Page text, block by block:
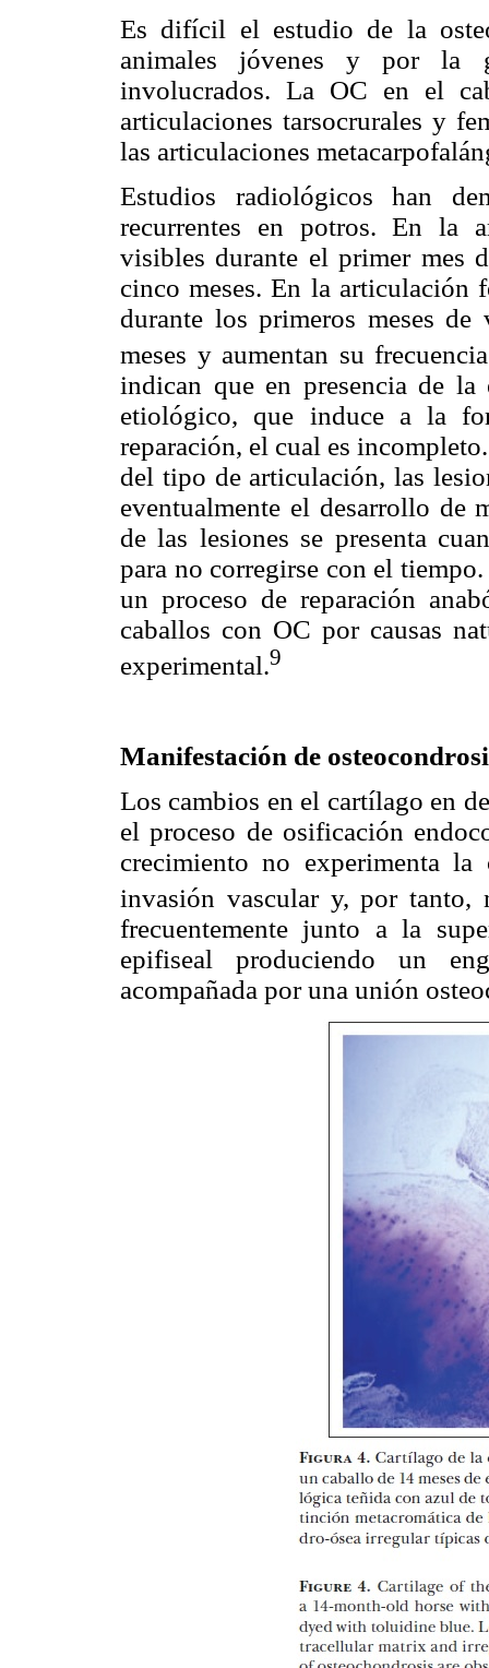
Es difícil el estudio de la
animales jóvenes y por la
involucrados. La OC en el
articulaciones tarsocrurales y
las articulaciones
Estudios radiológicos han
recurrentes en potros. En la
visibles durante el primer mes
cinco meses. En la articulación
durante los primeros meses
meses y aumentan su
indican que en presencia de la
etiológico, que induce a la
reparación, el cual es
del tipo de articulación, las
eventualmente el desarrollo de
de las lesiones se presenta
para no corregirse con el
un proceso de reparación
caballos con OC por causas
experimental.9
Manifestación de
Los cambios en el cartílago en
el proceso de osificación
crecimiento no experimenta
invasión vascular y, por tanto,
frecuentemente junto a la
epifiseal produciendo un
acompañada por una unión